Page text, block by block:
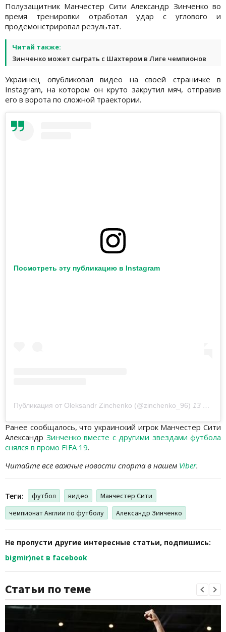
Полузащитник Манчестер Сити Александр Зинченко во
время тренировки отработал удар с углового и
продемонстрировал результат.
Читай также:
Зинченко может сыграть с Шахтером в Лиге чемпионов
Украинец опубликовал видео на своей страничке в
Instagram, на котором он круто закрутил мяч, отправив
его в ворота по сложной траектории.
Посмотреть эту публикацию в Instagram
Публикация от Oleksandr Zinchenko (@zinchenko_96) 13 Сен 2018 в 3:00 PDT
Ранее сообщалось, что украинский игрок Манчестер Сити
Александр Зинченко вместе с другими звездами футбола
снялся в промо FIFA 19.
Читайте все важные новости спорта в нашем Viber.
Теги: футбол видео
Манчестер Сити
чемпионат Англии по футболу
Александр Зинченко
Не пропусти другие интересные статьи, подпишись:
bigmir)net в facebook
Статьи по теме